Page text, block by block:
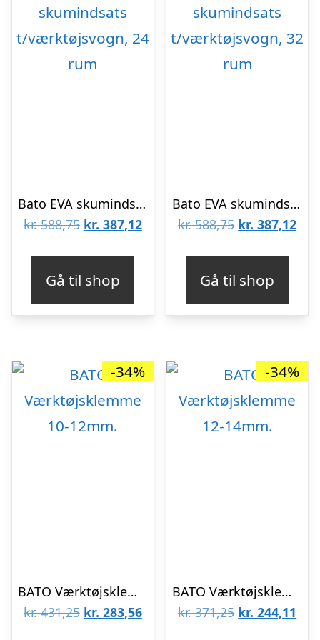
Bato EVA skumindsats t/værktøjsvogn, 24 rum
kr.588,75 Den
var:
kr. 588,75.
kr. 387,12Den
kr. 387,12.
Gå til shop
Bato EVA skumindsats t/værktøjsvogn, 32 rum
kr.588,75 Den
var:
kr. 588,75.
kr. 387,12Den
kr.
Gå til shop
-34%
BATO Værktøjsklemme 10-12mm.
kr.431,25 Den
kr. 283,56Den
-34%
BATO Værktøjsklemme 12-14mm.
kr.371,25 Den
kr. 244,11